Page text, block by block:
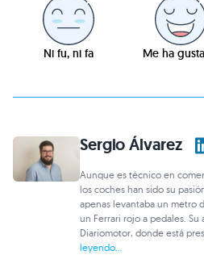
Ni fu, ni fa Me ha
Sergio Álvarez
Aunque es técnico en
los coches han sido su
apenas levantaba un metro
un Ferrari rojo a pedales.
Diariomotor, donde está
leyendo...